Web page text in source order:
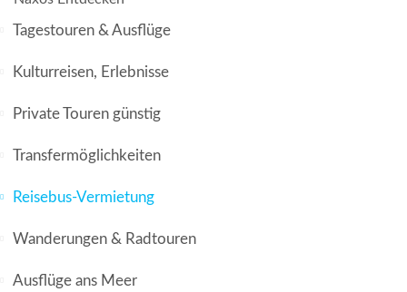
Tagestouren & Ausflüge
Kulturreisen, Erlebnisse
Private Touren günstig
Transfermöglichkeiten
Reisebus-Vermietung
Wanderungen & Radtouren
Ausflüge ans Meer